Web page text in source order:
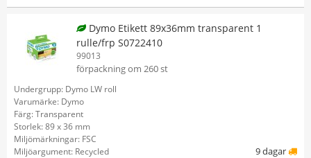
Dymo Etikett 89x36mm transparent 1
rulle/frp S0722410
99013
förpackning om 260 st
Undergrupp: Dymo LW roll
Varumärke: Dymo
Färg: Transparent
Storlek: 89 x 36 mm
Miljömärkningar: FSC
Miljöargument: Recycled
9 dagar